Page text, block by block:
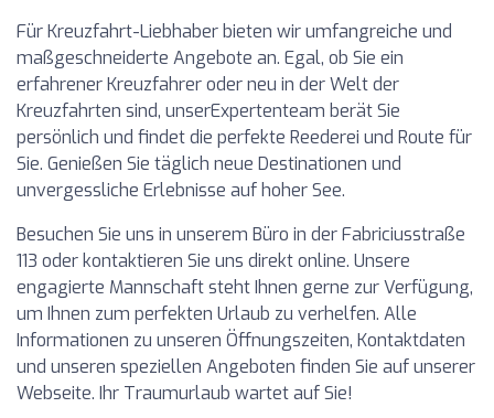
Für Kreuzfahrt-Liebhaber bieten wir umfangreiche und
maßgeschneiderte Angebote an. Egal, ob Sie ein
erfahrener Kreuzfahrer oder neu in der Welt der
Kreuzfahrten sind, unserExpertenteam berät Sie
persönlich und findet die perfekte Reederei und Route für
Sie. Genießen Sie täglich neue Destinationen und
unvergessliche Erlebnisse auf hoher See.
Besuchen Sie uns in unserem Büro in der Fabriciusstraße
113 oder kontaktieren Sie uns direkt online. Unsere
engagierte Mannschaft steht Ihnen gerne zur Verfügung,
um Ihnen zum perfekten Urlaub zu verhelfen. Alle
Informationen zu unseren Öffnungszeiten, Kontaktdaten
und unseren speziellen Angeboten finden Sie auf unserer
Webseite. Ihr Traumurlaub wartet auf Sie!